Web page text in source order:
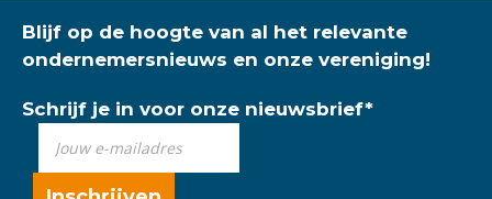
Blijf op de hoogte van al het relevante
ondernemersnieuws en onze vereniging!
Schrijf je in voor onze nieuwsbrief*